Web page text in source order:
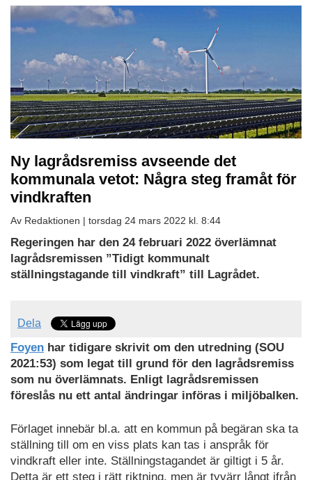
Ny lagrådsremiss avseende det
kommunala vetot: Några steg framåt för
vindkraften
Av Redaktionen | torsdag 24 mars 2022 kl. 8:44
Regeringen har den 24 februari 2022 överlämnat
lagrådsremissen ”Tidigt kommunalt
ställningstagande till vindkraft” till Lagrådet.
Dela
Foyen har tidigare skrivit om den utredning (SOU
2021:53) som legat till grund för den lagrådsremiss
som nu överlämnats. Enligt lagrådsremissen
föreslås nu ett antal ändringar införas i miljöbalken.
Förlaget innebär bl.a. att en kommun på begäran ska ta
ställning till om en viss plats kan tas i anspråk för
vindkraft eller inte. Ställningstagandet är giltigt i 5 år.
Detta är ett steg i rätt riktning, men är tyvärr långt ifrån